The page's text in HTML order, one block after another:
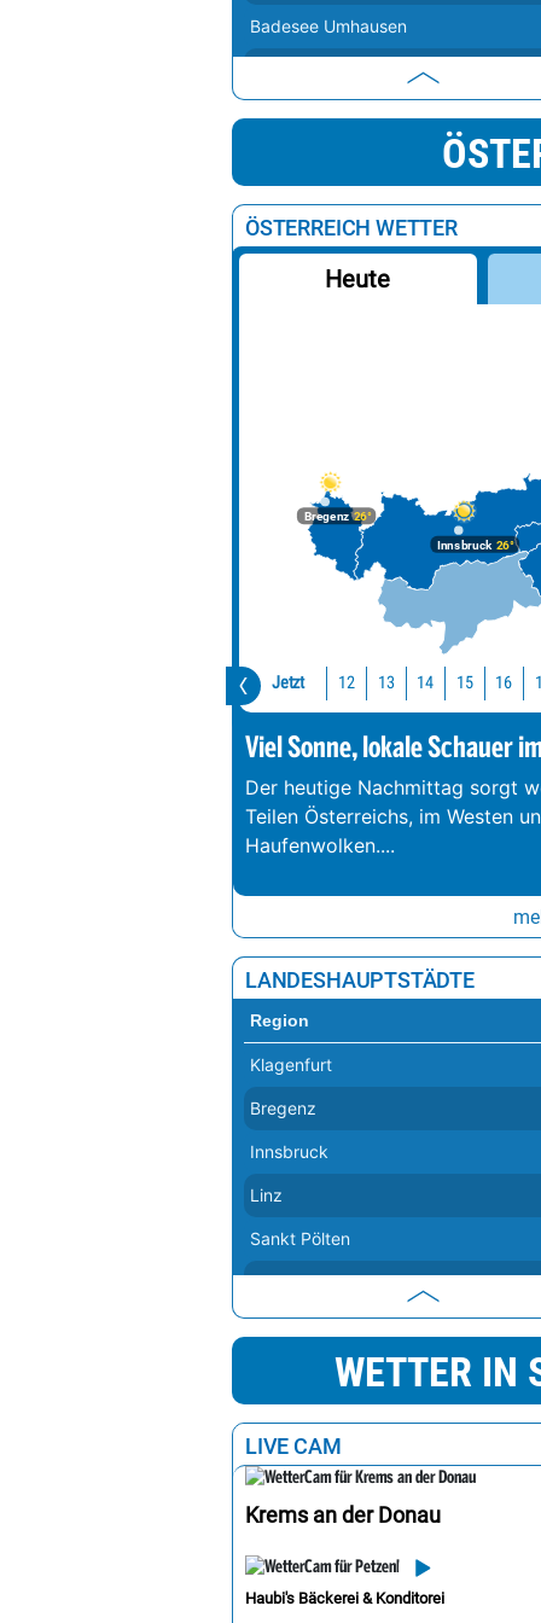
Badesee Umhausen
Hallstätter See
Gasteiner Badesee
Stimmersee
Hintersteinersee
Badesee Edlbach
ÖSTERREICH WETTER
Heute
Bregenz26°
Innsbruck26°
Jetzt 12 13 14 15 16
Viel Sonne, lokale Schauer
Der heutige Nachmittag sorgt
Teilen Österreichs, im Westen
Haufenwolken....
LANDESHAUPTSTÄDTE
Region
Klagenfurt
Bregenz
Innsbruck
Linz
Sankt Pölten
Graz
Salzburg
WETTER IN
LIVE CAM
Krems an der Donau
Haubi's Bäckerei & Konditorei